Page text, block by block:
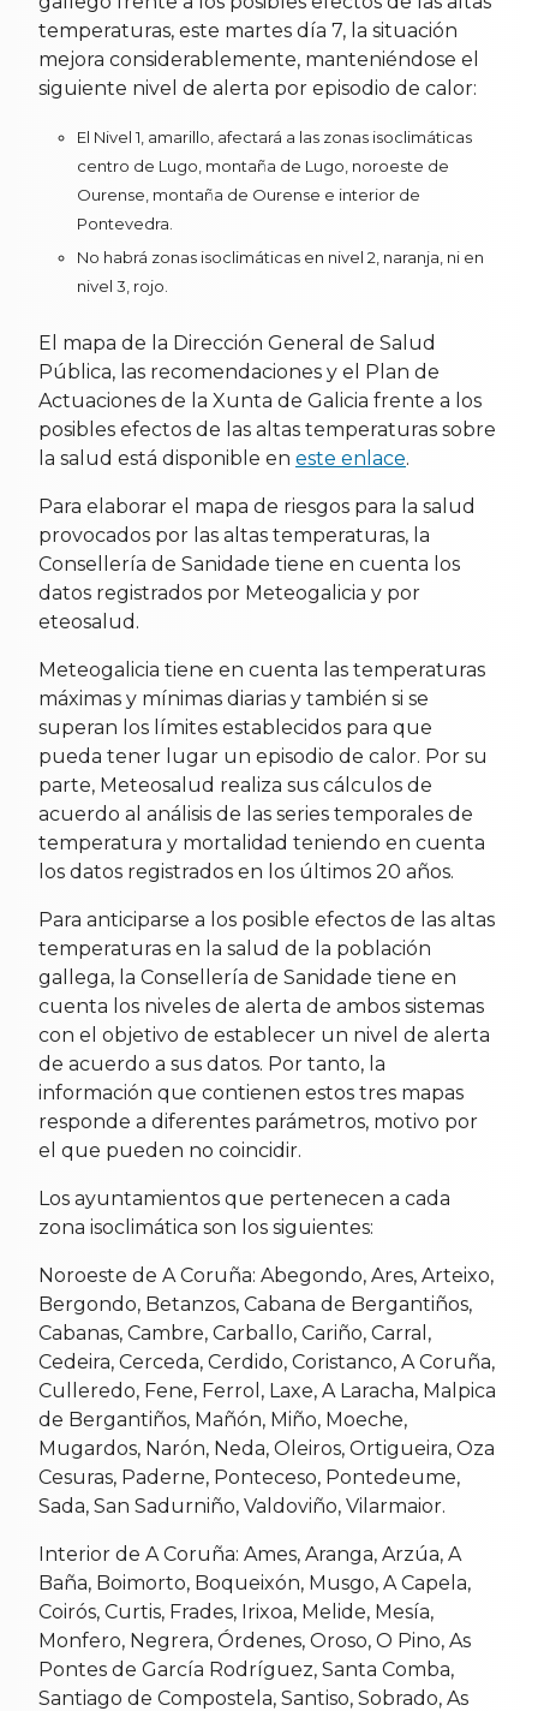
temperaturas, este martes día 7, la situación
mejora considerablemente, manteniéndose el
siguiente nivel de alerta por episodio de calor:
El Nivel 1, amarillo, afectará a las zonas isoclimáticas
centro de Lugo, montaña de Lugo, noroeste de
Ourense, montaña de Ourense e interior de
Pontevedra.
No habrá zonas isoclimáticas en nivel 2, naranja, ni en
nivel 3, rojo.
El mapa de la Dirección General de Salud
Pública, las recomendaciones y el Plan de
Actuaciones de la Xunta de Galicia frente a los
posibles efectos de las altas temperaturas sobre
la salud está disponible en este enlace.
Para elaborar el mapa de riesgos para la salud
provocados por las altas temperaturas, la
Consellería de Sanidade tiene en cuenta los
datos registrados por Meteogalicia y por
eteosalud.
Meteogalicia tiene en cuenta las temperaturas
máximas y mínimas diarias y también si se
superan los límites establecidos para que
pueda tener lugar un episodio de calor. Por su
parte, Meteosalud realiza sus cálculos de
acuerdo al análisis de las series temporales de
temperatura y mortalidad teniendo en cuenta
los datos registrados en los últimos 20 años.
Para anticiparse a los posible efectos de las altas
temperaturas en la salud de la población
gallega, la Consellería de Sanidade tiene en
cuenta los niveles de alerta de ambos sistemas
con el objetivo de establecer un nivel de alerta
de acuerdo a sus datos. Por tanto, la
información que contienen estos tres mapas
responde a diferentes parámetros, motivo por
el que pueden no coincidir.
Los ayuntamientos que pertenecen a cada
zona isoclimática son los siguientes:
Noroeste de A Coruña: Abegondo, Ares, Arteixo,
Bergondo, Betanzos, Cabana de Bergantiños,
Cabanas, Cambre, Carballo, Cariño, Carral,
Cedeira, Cerceda, Cerdido, Coristanco, A Coruña,
Culleredo, Fene, Ferrol, Laxe, A Laracha, Malpica
de Bergantiños, Mañón, Miño, Moeche,
Mugardos, Narón, Neda, Oleiros, Ortigueira, Oza
Cesuras, Paderne, Ponteceso, Pontedeume,
Sada, San Sadurniño, Valdoviño, Vilarmaior.
Interior de A Coruña: Ames, Aranga, Arzúa, A
Baña, Boimorto, Boqueixón, Musgo, A Capela,
Coirós, Curtis, Frades, Irixoa, Melide, Mesía,
Monfero, Negrera, Órdenes, Oroso, O Pino, As
Pontes de García Rodríguez, Santa Comba,
Santiago de Compostela, Santiso, Sobrado, As